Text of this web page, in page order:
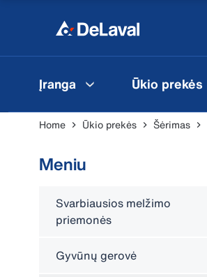
Įranga Ūkio prekės
Home Ūkio prekės Šėrimas
Meniu
Svarbiausios melžimo
priemonės
Gyvūnų gerovė